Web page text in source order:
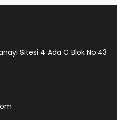
Sitesi 4 Ada C Blok No:43